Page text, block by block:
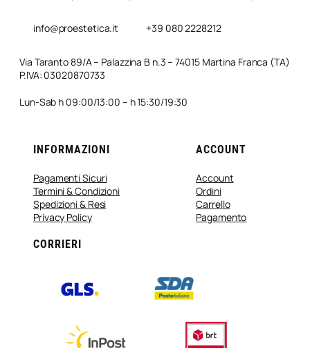
info@proestetica.it +39 080 2228212
Via Taranto 89/A – Palazzina B n.3 – 74015 Martina Franca (TA)
P.IVA: 03020870733
Lun-Sab h 09:00/13:00 – h 15:30/19:30
INFORMAZIONI
Pagamenti Sicuri
Termini & Condizioni
Spedizioni & Resi
Privacy Policy
ACCOUNT
Account
Ordini
Carrello
Pagamento
CORRIERI